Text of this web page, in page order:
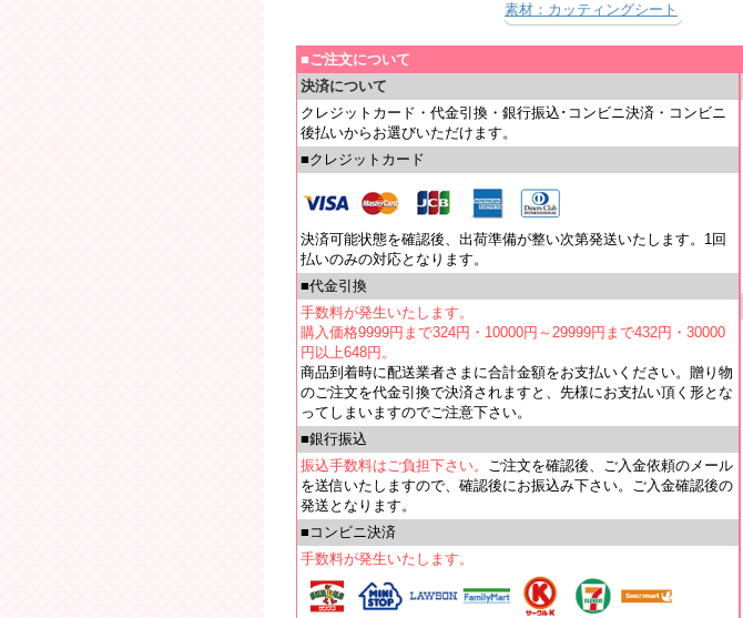
素材：カッティングシート
■ご注文について
決済について
クレジットカード・代金引換・銀行振込･コンビニ決済・コンビニ
後払いからお選びいただけます。
■クレジットカード
決済可能状態を確認後、出荷準備が整い次第発送いたします。1回
払いのみの対応となります。
■代金引換
手数料が発生いたします。
購入価格9999円まで324円・10000円～29999円まで432円・30000
円以上648円。
商品到着時に配送業者さまに合計金額をお支払いください。贈り物
のご注文を代金引換で決済されますと、先様にお支払い頂く形とな
ってしまいますのでご注意下さい。
■銀行振込
振込手数料はご負担下さい。 ご注文を確認後、ご入金依頼のメール
を送信いたしますので、確認後にお振込み下さい。ご入金確認後の
発送となります。
■コンビニ決済
手数料が発生いたします。